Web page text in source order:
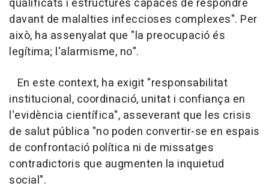
davant de malalties infeccioses complexes". Per
això, ha assenyalat que "la preocupació és
legítima; l'alarmisme, no".
En este context, ha exigit "responsabilitat
institucional, coordinació, unitat i confiança en
l'evidència científica", asseverant que les crisis
de salut pública "no poden convertir-se en espais
de confrontació política ni de missatges
contradictoris que augmenten la inquietud
social".